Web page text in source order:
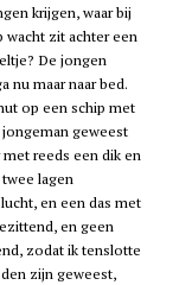
krijgen, waar bij
wacht zit achter een
De jongen
nu maar naar bed.
op een schip met
geweest
reeds een dik en
lagen
en een das met
en geen
zodat ik tenslotte
zijn geweest,